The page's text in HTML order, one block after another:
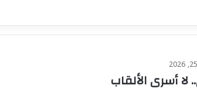
لا أسرى الألقاب